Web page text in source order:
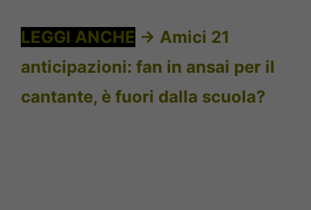
LEGGI ANCHE -> Amici 21
anticipazioni: fan in ansai per il
cantante, è fuori dalla scuola?